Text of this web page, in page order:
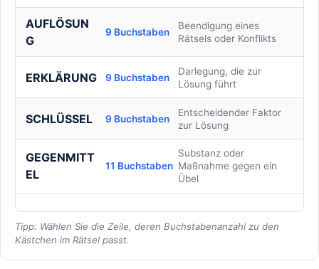
AUFLÖSUN
G
9 Buchstaben
Beendigung eines
Rätsels oder Konflikts
ERKLÄRUNG 9 Buchstaben
Darlegung, die zur
Lösung führt
SCHLÜSSEL 9 Buchstaben
Entscheidender Faktor
zur Lösung
GEGENMITT
EL
11 Buchstaben
Substanz oder
Maßnahme gegen ein
Übel
Tipp: Wählen Sie die Zeile, deren Buchstabenanzahl zu den
Kästchen im Rätsel passt.